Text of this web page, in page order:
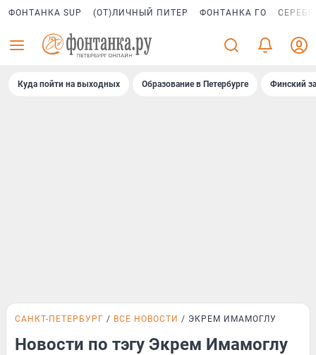
ФОНТАНКА SUP (ОТ)ЛИЧНЫЙ ПИТЕР ФОНТАНКА ГО
Куда пойти на выходных Образование в Петербурге Финский
САНКТ-ПЕТЕРБУРГ ВСЕ НОВОСТИ ЭКРЕМ ИМАМОГЛУ
Новости по тэгу Экрем Имамоглу